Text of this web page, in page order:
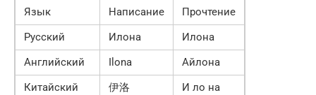
Язык Написание
Прочтение
Русский
Илона
Илона
Английский
Ilona
Айлона
Китайский
伊洛
И ло на